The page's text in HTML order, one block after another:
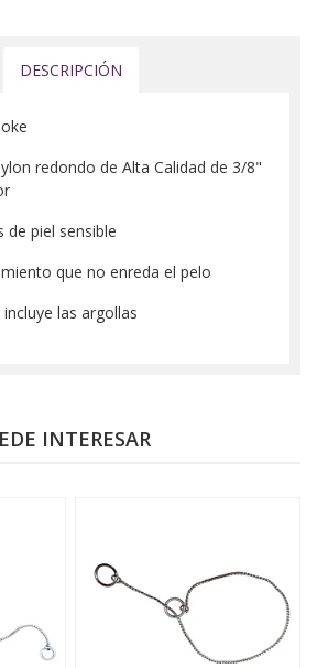
DESCRIPCIÓN
redondo de Alta Calidad de 3/8"
de piel sensible
que no enreda el pelo
las argollas
INTERESAR